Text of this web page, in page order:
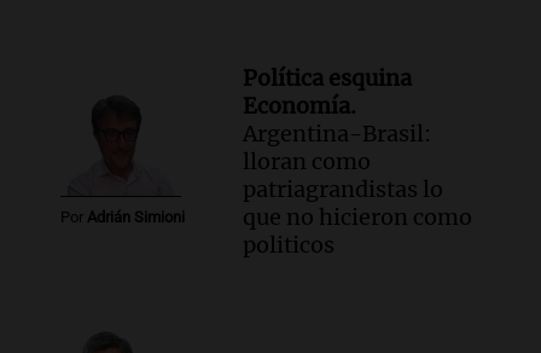
Detienen al esposo de mujer que
falleció tras supuesta explosión de
celular en Córdoba
Audio.El Vaticano expresa su apoyo a
madres buscadoras en México en medio
Por Adrián Simioni
Política esquina
Economía.
Argentina-Brasil:
lloran como
patriagrandistas lo
que no hicieron como
politicos